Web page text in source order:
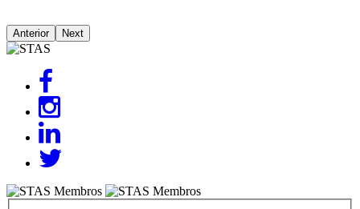
Anterior Next
Image